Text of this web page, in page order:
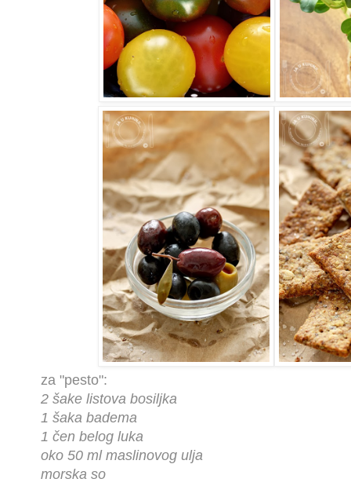
za "pesto":
2 šake listova bosiljka
1 šaka badema
1 čen belog luka
oko 50 ml maslinovog ulja
morska so